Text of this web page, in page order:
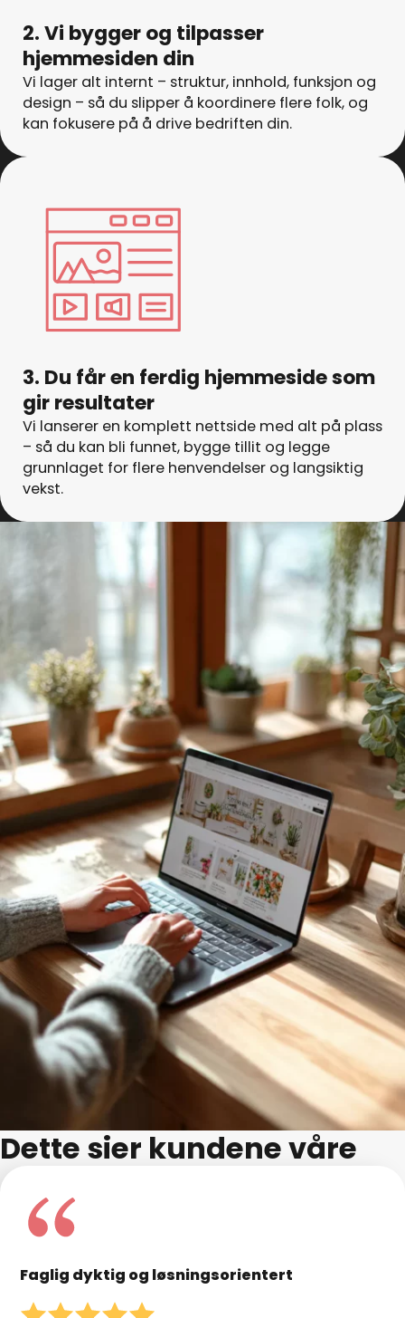
2. Vi bygger og tilpasser
hjemmesiden din
Vi lager alt internt – struktur, innhold, funksjon og
design – så du slipper å koordinere flere folk, og
kan fokusere på å drive bedriften din.
3. Du får en ferdig hjemmeside som
gir resultater
Vi lanserer en komplett nettside med alt på plass
– så du kan bli funnet, bygge tillit og legge
grunnlaget for flere henvendelser og langsiktig
vekst.
Dette sier kundene våre
Faglig dyktig og løsningsorientert